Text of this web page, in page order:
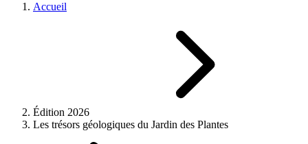
Accueil
Édition 2026
Les trésors géologiques du Jardin des Plantes